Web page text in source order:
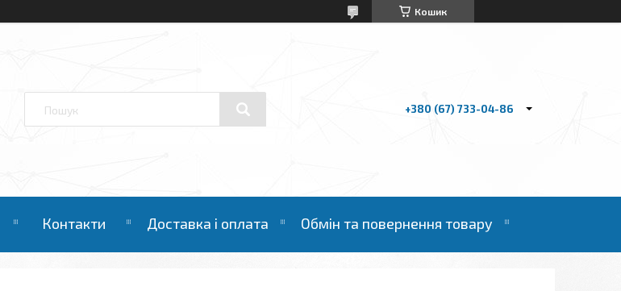
Кошик
+380 (67) 733-04-86
Контакти Доставка і оплата Обмін та повернення товару